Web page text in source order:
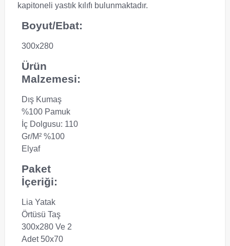
kapitoneli yastık kılıfı bulunmaktadır.
Boyut/Ebat:
300x280
Ürün
Malzemesi:
Dış Kumaş
%100 Pamuk
İç Dolgusu: 110
Gr/m² %100
Elyaf
Paket
İçeriği:
Lia Yatak
Örtüsü Taş
300x280 Ve 2
Adet 50x70